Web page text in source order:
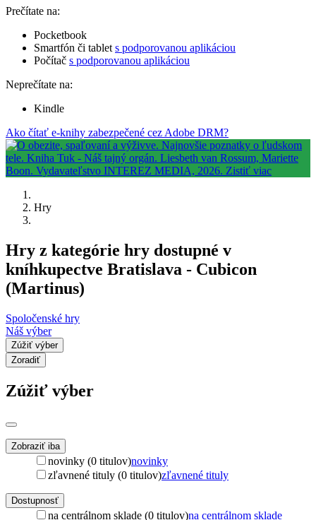
Prečítate na:
Pocketbook
Smartfón či tablet s podporovanou aplikáciou
Počítač s podporovanou aplikáciou
Neprečítate na:
Kindle
Ako čítať e-knihy zabezpečené cez Adobe DRM?
Hry
Hry z kategórie hry dostupné v
kníhkupectve Bratislava - Cubicon
(Martinus)
Spoločenské hry
Náš výber
Zúžiť výber
Zoradiť
Zúžiť výber
Zobraziť iba
novinky (0 titulov)novinky
zľavnené tituly (0 titulov)zľavnené tituly
Dostupnosť
na centrálnom sklade (0 titulov)na centrálnom sklade